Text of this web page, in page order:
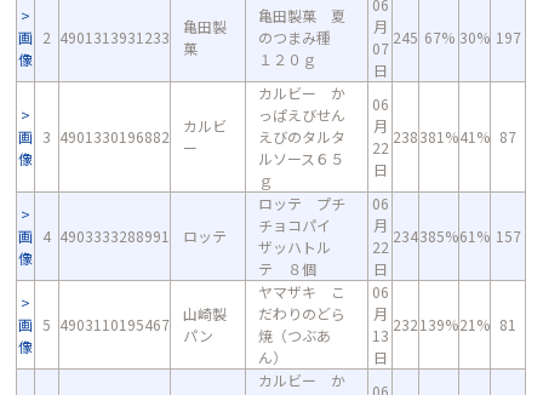
画
像
2 4901313931233
亀田製
菓
亀田製菓 夏
のつまみ種
１２０ｇ
06
月
07
日
245 67% 30% 197
画
像
3 4901330196882
カルビ
ー
カルビー か
っぱえびせん
えびのタルタ
ルソース６５
ｇ
06
月
22
日
238381%41% 87
画
像
4 4903333288991 ロッテ
ロッテ プチ
チョコパイ
ザッハトル
テ ８個
06
月
22
日
234385%61% 157
画
像
5 4903110195467
山崎製
パン
ヤマザキ こ
だわりのどら
焼（つぶあ
ん）
06
月
13
日
232139%21% 81
カルビー か
06